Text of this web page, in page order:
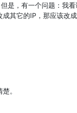
，有一个问题：我看
其它的IP，那应该改
。